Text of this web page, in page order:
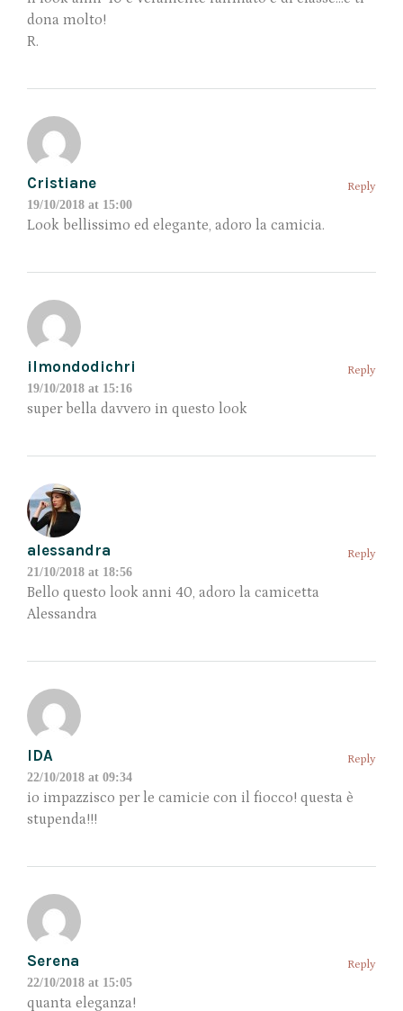
dona molto!
R.
Cristiane
19/10/2018 at 15:00
Reply
Look bellissimo ed elegante, adoro la camicia.
ilmondodichri
19/10/2018 at 15:16
Reply
super bella davvero in questo look
alessandra
21/10/2018 at 18:56
Reply
Bello questo look anni 40, adoro la camicetta
Alessandra
IDA
22/10/2018 at 09:34
Reply
io impazzisco per le camicie con il fiocco! questa è
stupenda!!!
Serena
22/10/2018 at 15:05
Reply
quanta eleganza!